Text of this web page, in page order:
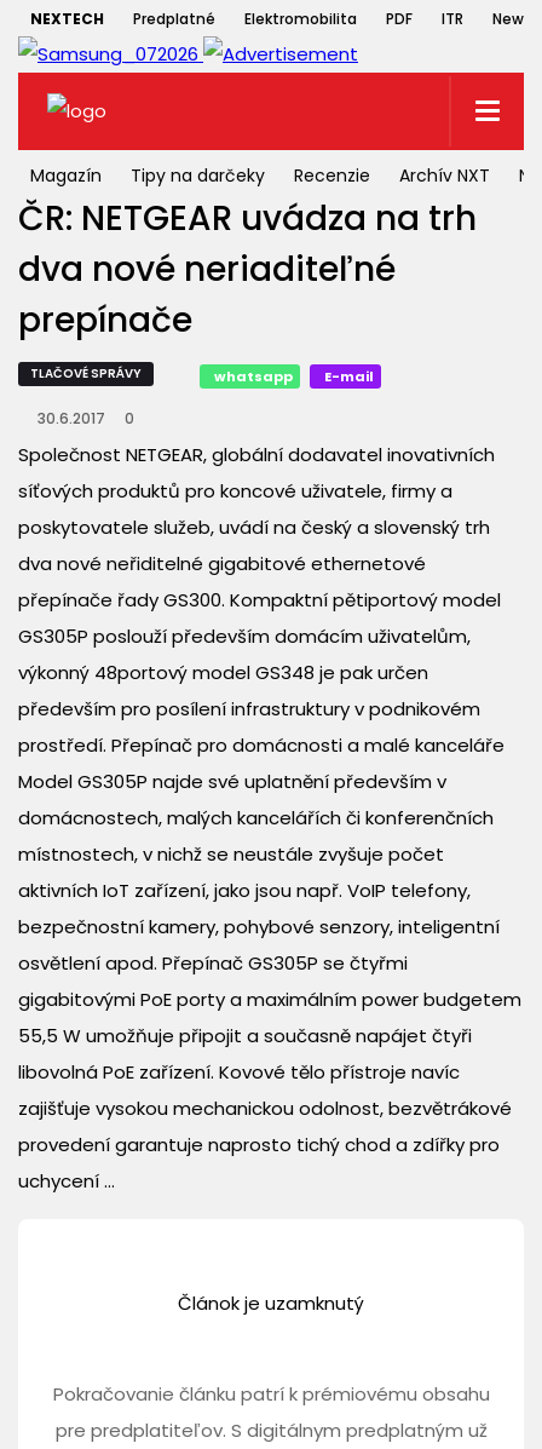
NEXTECH Predplatné Elektromobilita PDF ITR
Magazín Tipy na darčeky Recenzie Archív NXT
ČR: NETGEAR uvádza na trh
dva nové neriaditeľné
prepínače
TLAČOVÉ SPRÁVY whatsapp E-mail
30.6.2017 0
Společnost NETGEAR, globální dodavatel inovativních
síťových produktů pro koncové uživatele, firmy a
poskytovatele služeb, uvádí na český a slovenský trh
dva nové neřiditelné gigabitové ethernetové
přepínače řady GS300. Kompaktní pětiportový model
GS305P poslouží především domácím uživatelům,
výkonný 48portový model GS348 je pak určen
především pro posílení infrastruktury v podnikovém
prostředí. Přepínač pro domácnosti a malé kanceláře
Model GS305P najde své uplatnění především v
domácnostech, malých kancelářích či konferenčních
místnostech, v nichž se neustále zvyšuje počet
aktivních IoT zařízení, jako jsou např. VoIP telefony,
bezpečnostní kamery, pohybové senzory, inteligentní
osvětlení apod. Přepínač GS305P se čtyřmi
gigabitovými PoE porty a maximálním power budgetem
55,5 W umožňuje připojit a současně napájet čtyři
libovolná PoE zařízení. Kovové tělo přístroje navíc
zajišťuje vysokou mechanickou odolnost, bezvětrákové
provedení garantuje naprosto tichý chod a zdířky pro
uchycení ...
Článok je uzamknutý
Pokračovanie článku patrí k prémiovému obsahu
pre predplatiteľov. S digitálnym predplatným už